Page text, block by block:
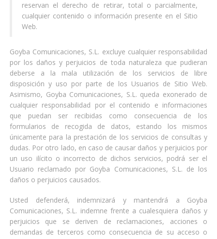
reservan el derecho de retirar, total o parcialmente,
cualquier contenido o información presente en el Sitio
Web.
Goyba Comunicaciones, S.L. excluye cualquier responsabilidad
por los daños y perjuicios de toda naturaleza que pudieran
deberse a la mala utilización de los servicios de libre
disposición y uso por parte de los Usuarios de Sitio Web.
Asimismo, Goyba Comunicaciones, S.L. queda exonerado de
cualquier responsabilidad por el contenido e informaciones
que puedan ser recibidas como consecuencia de los
formularios de recogida de datos, estando los mismos
únicamente para la prestación de los servicios de consultas y
dudas. Por otro lado, en caso de causar daños y perjuicios por
un uso ilícito o incorrecto de dichos servicios, podrá ser el
Usuario reclamado por Goyba Comunicaciones, S.L. de los
daños o perjuicios causados.
Usted defenderá, indemnizará y mantendrá a Goyba
Comunicaciones, S.L. indemne frente a cualesquiera daños y
perjuicios que se deriven de reclamaciones, acciones o
demandas de terceros como consecuencia de su acceso o